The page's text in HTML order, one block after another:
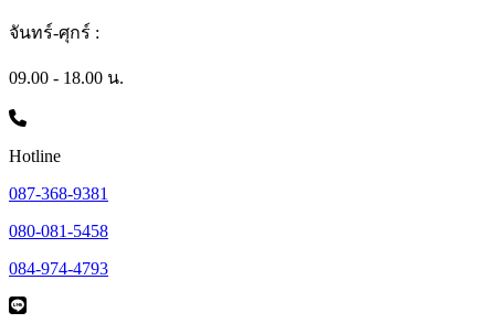
จันทร์-ศุกร์ :
09.00 - 18.00 น.
Hotline
087-368-9381
080-081-5458
084-974-4793